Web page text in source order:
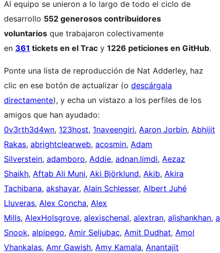
Al equipo se unieron a lo largo de todo el ciclo de
desarrollo 552 generosos contribuidores
voluntarios que trabajaron colectivamente
en 361 tickets en el Trac y 1226 peticiones en GitHub.
Ponte una lista de reproducción de Nat Adderley, haz
clic en ese botón de actualizar (o descárgala
directamente), y echa un vistazo a los perfiles de los
amigos que han ayudado:
0v3rth3d4wn, 123host, 1naveengiri, Aaron Jorbin, Abhijit
Rakas, abrightclearweb, acosmin, Adam
Silverstein, adamboro, Addie, adnan.limdi, Aezaz
Shaikh, Aftab Ali Muni, Aki Björklund, Akib, Akira
Tachibana, akshayar, Alain Schlesser, Albert Juhé
Lluveras, Alex Concha, Alex
Mills, AlexHolsgrove, alexischenal, alextran, alishankhan,
Snook, alpipego, Amir Seljubac, Amit Dudhat, Amol
Vhankalas, Amr Gawish, Amy Kamala, Anantajit